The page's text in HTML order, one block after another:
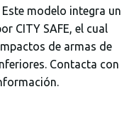
Este modelo integra un
CITY SAFE, el cual
de armas de
Contacta con